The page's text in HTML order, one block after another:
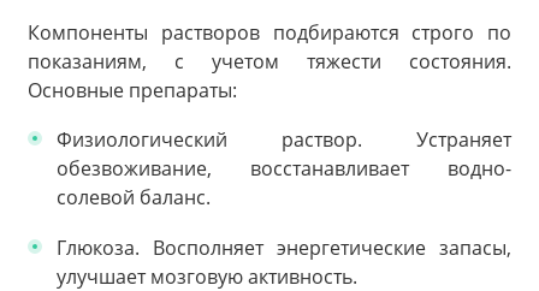
Компоненты растворов подбираются строго по
показаниям, с учетом тяжести состояния.
Основные препараты:
Физиологический раствор. Устраняет
обезвоживание, восстанавливает водно-
солевой баланс.
Глюкоза. Восполняет энергетические запасы,
улучшает мозговую активность.